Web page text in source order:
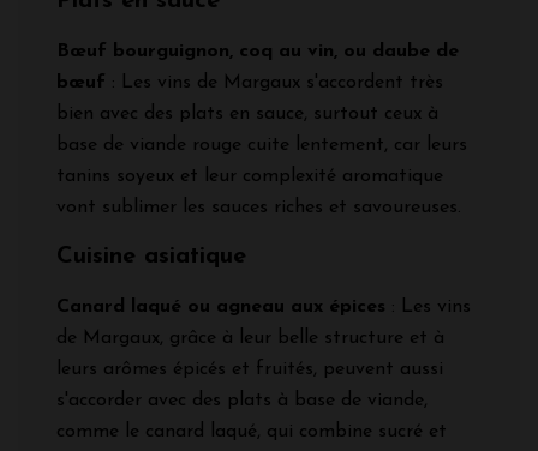
Bœuf bourguignon, coq au vin, ou daube de
bœuf : Les vins de Margaux s'accordent très
bien avec des plats en sauce, surtout ceux à
base de viande rouge cuite lentement, car leurs
tanins soyeux et leur complexité aromatique
vont sublimer les sauces riches et savoureuses.
Cuisine asiatique
Canard laqué ou agneau aux épices : Les vins
de Margaux, grâce à leur belle structure et à
leurs arômes épicés et fruités, peuvent aussi
s'accorder avec des plats à base de viande,
comme le canard laqué, qui combine sucré et